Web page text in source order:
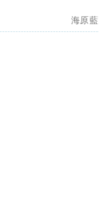
海原藍